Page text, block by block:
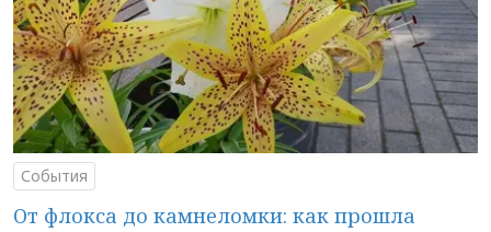
События
От флокса до камнеломки: как прошла